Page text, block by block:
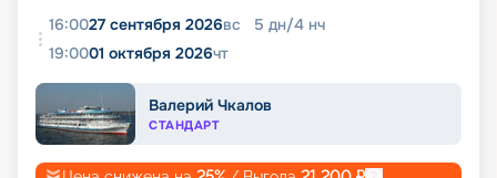
16:0027 сентября 2026вс 5 дн/4 нч
19:0001 октября 2026чт
Валерий Чкалов
СТАНДАРТ